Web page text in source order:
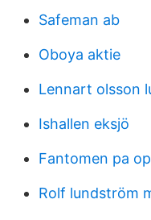
Safeman ab
Oboya aktie
Lennart olsson
Ishallen eksjö
Fantomen pa
Rolf lundström